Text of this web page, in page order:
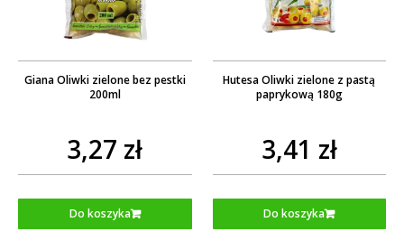
Giana Oliwki zielone bez pestki
200ml
3,27 zł
Do koszyka
Hutesa Oliwki zielone z pastą
paprykową 180g
3,41 zł
Do koszyka